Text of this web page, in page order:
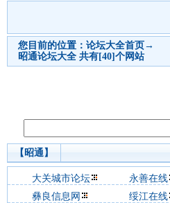
您目前的位置： 论坛大全首页→
昭通论坛大全 共有[40]个网站
【昭通】
大关城市论坛 永善在线
彝良信息网
绥江在线